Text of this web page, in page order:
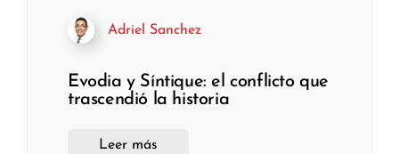
Adriel Sanchez
Evodia y Síntique: el conflicto que
trascendió la historia
Leer más